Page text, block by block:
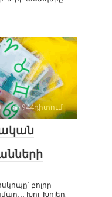
944դիտում
բոլոր
Խոյ. Խոյեր,